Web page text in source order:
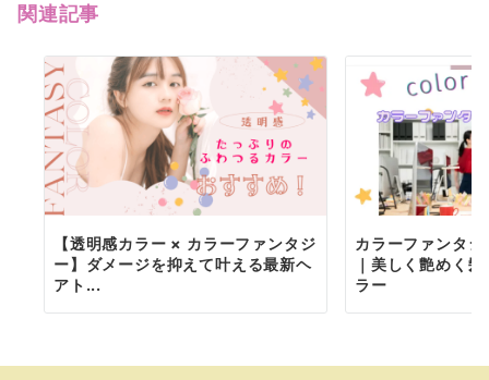
ン
関連記事
【透明感カラー × カラーファンタジ
ー】ダメージを抑えて叶える最新ヘ
アト...
カラーファンタ
｜美しく艶めく
ラー